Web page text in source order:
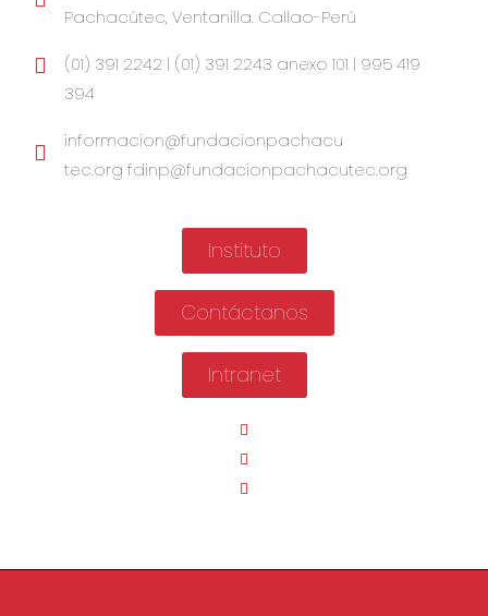
Pachacútec, Ventanilla. Callao-Perú
(01) 391 2242 | (01) 391 2243 anexo 101 | 995 419
394
informacion@fundacionpachacu
tec.org fdinp@fundacionpachacutec.org
Instituto
Contáctanos
Intranet